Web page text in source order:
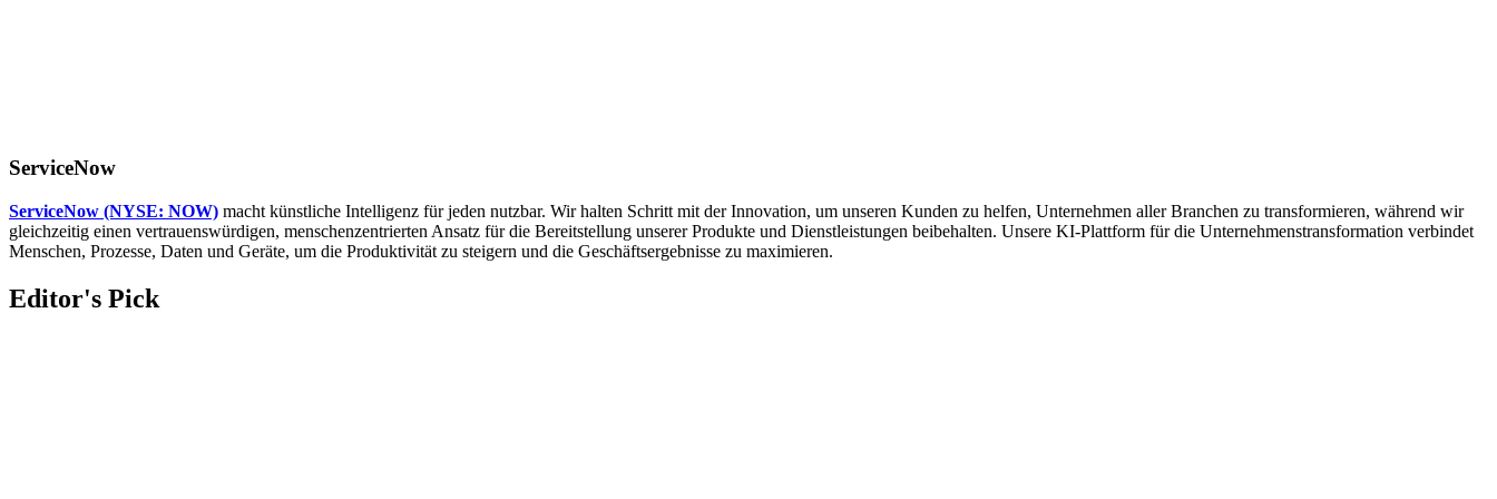
ServiceNow
ServiceNow (NYSE: NOW) macht künstliche Intelligenz für jeden nutzbar. Wir halten Schritt mit der Innovation, um unseren Kunden zu helfen, Unternehmen aller Branchen zu transformieren, während wir
gleichzeitig einen vertrauenswürdigen, menschenzentrierten Ansatz für die Bereitstellung unserer Produkte und Dienstleistungen beibehalten. Unsere KI-Plattform für die Unternehmenstransformation verbindet
Menschen, Prozesse, Daten und Geräte, um die Produktivität zu steigern und die Geschäftsergebnisse zu maximieren.
Editor's Pick